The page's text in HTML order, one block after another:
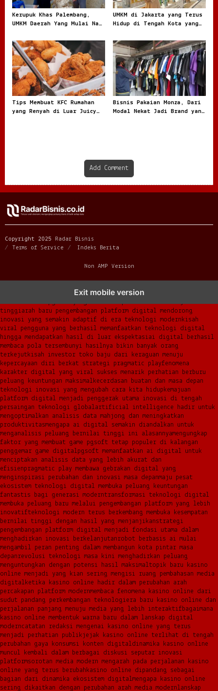
Kerupuk Khas Palembang,
UMKM Daerah Yang Mulai Naik
UMKM di Jakarta yang Terus
Hidup di Tengah Kota yang
Tips Membuat KFC Rumahan
yang Renyah di Luar Juicy
Bisnis Pakaian Monza, Dari
Modal Nekat Jadi Brand yang
Add Comment
Copyright 2025 Radar Bisnis
Terms of Service
Indeks Berita
Non AMP Version
Exit mobile version
dalam menghadirkan inovasi berkualitasai digital menjadi kunci
tinggiarah baru pengembangan platform digital mendorong
inovasi yang semakin adaptif di era teknologi modern kisah
viral pengguna yang berhasil memanfaatkan teknologi digital
hingga mendapatkan hasil di luar ekspektasiai digital berhasil
membaca pola tersembunyi hasilnya bikin banyak orang
terkejutkisah investor toko baju dari keraguan menuju
kepercayaan diri berkat strategi pragmatic playfenomena
karakter digital yang viral sukses menarik perhatian berburu
peluang keuntungan maksimal kecerdasan buatan dan masa depan
teknologi inovasi yang mengubah cara kita hidup kemajuan
platform digital menjadi penggerak utama inovasi di tengah
persaingan teknologi globalartificial intelligence hadir untuk
mengoptimalkan analisis data mahjong dan meningkatkan
produktivitasmengapa ai digital semakin diandalkan untuk
menganalisis peluang bernilai tinggi ini alasannyamengungkap
faktor yang membuat game pgsoft tetap populer di kalangan
penggemar game digitalpgsoft memanfaatkan ai digital untuk
menciptakan analisis data yang lebih akurat dan
efisienpragmatic play membawa gebrakan digital yang
menginspirasi perubahan dan inovasi masa depanmaju pesat
ekosistem teknologi digital membuka peluang keuntungan
fantastis bagi generasi moderntransformasi teknologi digital
membuka peluang baru melalui pengembangan platform yang lebih
inovatifteknologi modern terus berkembang membuka kesempatan
bernilai tinggi dengan hasil yang menjanjikanstrategi
pengembangan platform digital menjadi fondasi utama dalam
menghadirkan inovasi berkelanjutanrobot berbasis ai mulai
mengambil peran penting dalam membangun kota pintar masa
depanrevolusi teknologi masa kini menghadirkan peluang
menguntungkan dengan potensi hasil maksimaltopik baru kasino
online menjadi yang kian sering mengisi ruang pembahasan media
digital ketika kasino online hadir dalam perubahan arah
percakapan platform modernmembaca fenomena kasino online dari
sudut pandang perkembangan teknologiera baru kasino online dan
perjalanan panjang menuju media yang lebih interaktif bagaimana
kasino online membentuk warna baru dalam lanskap digital
moderncatatan redaksi mengenai kasino online yang terus
menjadi perhatian publikjejak kasino online terlihat di tengah
perubahan gaya konsumsi konten digitaldinamika kasino online
muncul kembali dalam berbagai diskusi seputar inovasi
platformsorotan media modern mengarah pada perjalanan kasino
online yang terus berubah kasino online dipandang sebagai
bagian dari dinamika ekosistem digitalmengapa kasino online
sering dikaitkan dengan perubahan arah media modernlanskap